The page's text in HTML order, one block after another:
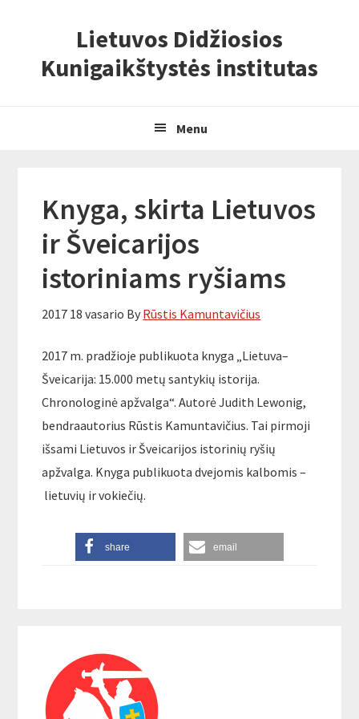
primary
navigation
content
primary
sidebar
Lietuvos Didžiosios
Kunigaikštystės institutas
Menu
Knyga, skirta Lietuvos
ir Šveicarijos
istoriniams ryšiams
2017 18 vasario By Rūstis Kamuntavičius
2017 m. pradžioje publikuota knyga „Lietuva–
Šveicarija: 15.000 metų santykių istorija.
Chronologinė apžvalga“. Autorė Judith Lewonig,
bendraautorius Rūstis Kamuntavičius. Tai pirmoji
išsami Lietuvos ir Šveicarijos istorinių ryšių
apžvalga. Knyga publikuota dvejomis kalbomis –
lietuvių ir vokiečių.
share email
Interactions
Sidebar